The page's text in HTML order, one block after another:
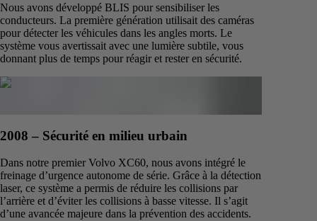
Nous avons développé BLIS pour sensibiliser les
conducteurs. La première génération utilisait des caméras
pour détecter les véhicules dans les angles morts. Le
système vous avertissait avec une lumière subtile, vous
donnant plus de temps pour réagir et rester en sécurité.
2008 – Sécurité en milieu urbain
Dans notre premier Volvo XC60, nous avons intégré le
freinage d’urgence autonome de série. Grâce à la détection
laser, ce système a permis de réduire les collisions par
l’arrière et d’éviter les collisions à basse vitesse. Il s’agit
d’une avancée majeure dans la prévention des accidents.